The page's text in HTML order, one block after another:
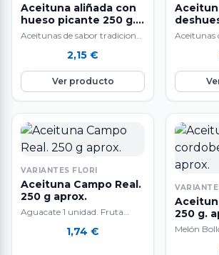
Aceituna aliñada con
hueso picante 250 g.
aprox.
Aceitunas de sabor tradicional
2,15 €
Ver producto
250 g.
Aceitunas
VARIANTES FLORI
Aceituna Campo Real.
250 g aprox.
Aguacate 1 unidad. Fruta
aguacate lo convierte en un
1,74 €
250 g.
Melón